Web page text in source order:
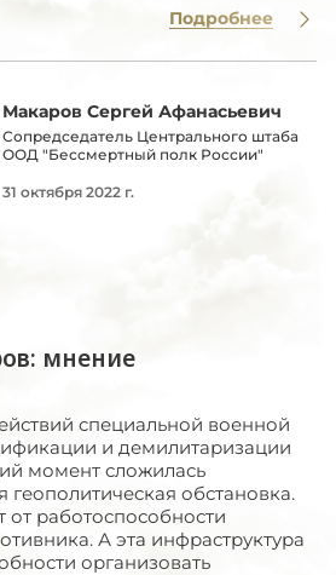
Подробнее
мнение
Макаров Сергей Афанасьевич
Сопредседатель Центрального штаба
ООД "Бессмертный полк России"
31 октября 2022 г.
специальной военной
и демилитаризации
момент сложилась
геополитическая обстановка.
от работоспособности
А эта инфраструктура
организовать